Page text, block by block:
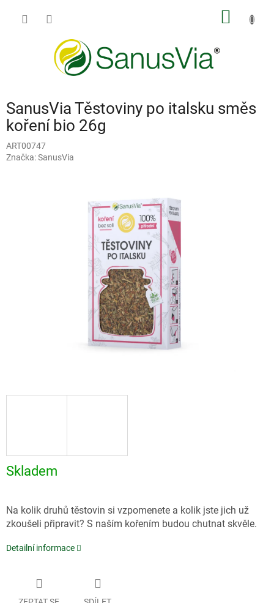
SanusVia Těstoviny po italsku směs
koření bio 26g
ART00747
Značka:SanusVia
Skladem
Na kolik druhů těstovin si vzpomenete a kolik jste jich už
zkoušeli připravit? S naším kořením budou chutnat skvěle.
Detailní informace